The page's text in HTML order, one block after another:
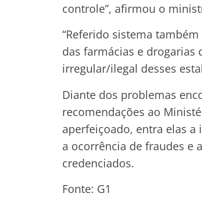
controle”, afirmou o
“Referido sistema
das farmácias e drogarias
irregular/ilegal desses
Diante dos problemas
recomendações ao
aperfeiçoado, entra elas
a ocorrência de fraudes e
credenciados.
Fonte: G1